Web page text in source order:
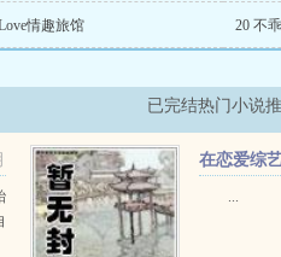
情趣旅馆 20 不
已完结热门小说
在恋爱综
...